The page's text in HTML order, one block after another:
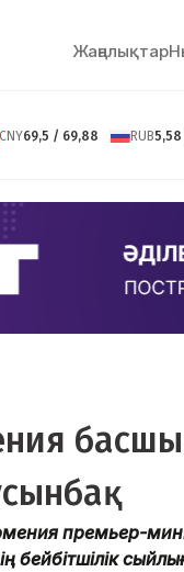
Жаңалықтар
CNY69,5 / 69,88 RUB
премьер-